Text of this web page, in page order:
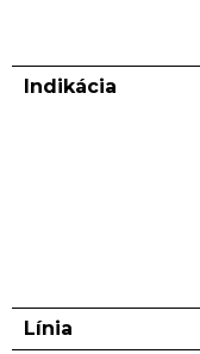
Indikácia
Línia